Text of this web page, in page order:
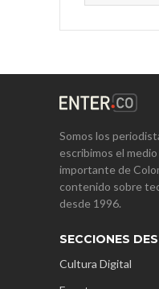
Somos los
escribimos el
importante de
contenido sobre
desde 1996.
SECCIONES
Cultura Digital